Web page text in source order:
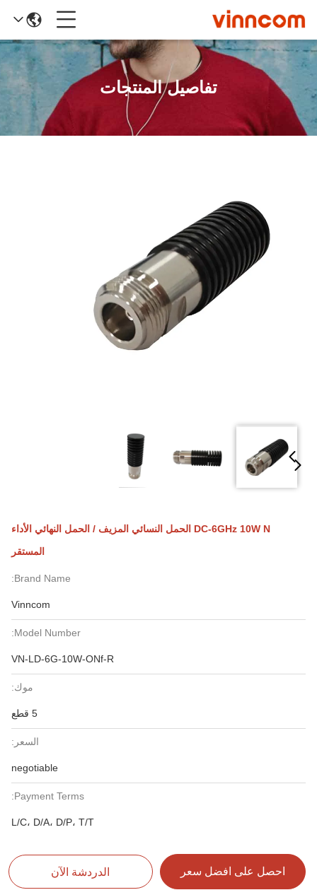
تفاصيل المنتجات
DC-6GHz 10W N الحمل النسائي المزيف / الحمل النهائي الأداء
المستقر
Brand Name:
Vinncom
Model Number:
VN-LD-6G-10W-ONf-R
موك:
5 قطع
السعر:
negotiable
Payment Terms:
L/C، D/A، D/P، T/T
احصل على افضل سعر الدردشة الآن